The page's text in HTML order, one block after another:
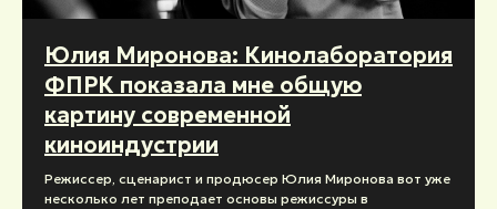
Юлия Миронова: Кинолаборатория
ФПРК показала мне общую
картину современной
киноиндустрии
Режиссер, сценарист и продюсер Юлия Миронова вот уже
несколько лет преподает основы режиссуры в